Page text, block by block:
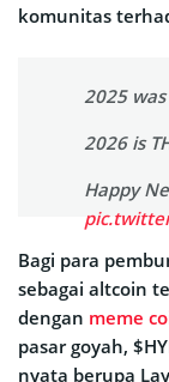
komunitas
2025
2026 is
Happy
— Bitcoin
January
Bagi para
sebagai altcoin
dengan meme
pasar goyah,
nyata berupa